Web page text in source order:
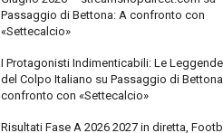
Passaggio di Bettona: A confronto con
«Settecalcio»
I Protagonisti Indimenticabili: Le Leggende
del Colpo Italiano su Passaggio di
confronto con «Settecalcio»
Risultati Fase A 2026 2027 in diretta,